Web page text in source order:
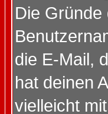
Die
die E-Mail,
hat deinen
vielleicht